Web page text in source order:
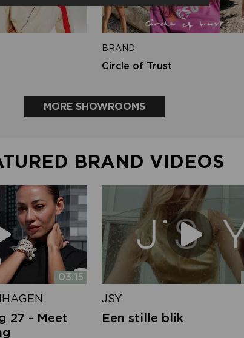
BRAND
Circle of Trust
MORE SHOWROOMS
BRAND VIDEOS
03:15
27 - Meet
JSY
Een stille blik